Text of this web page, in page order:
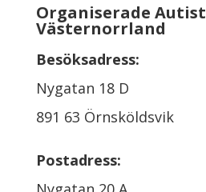
Organiserade
Västernorrland
Besöksadress:
Nygatan 18 D
891 63 Örnsköldsvik
Postadress: